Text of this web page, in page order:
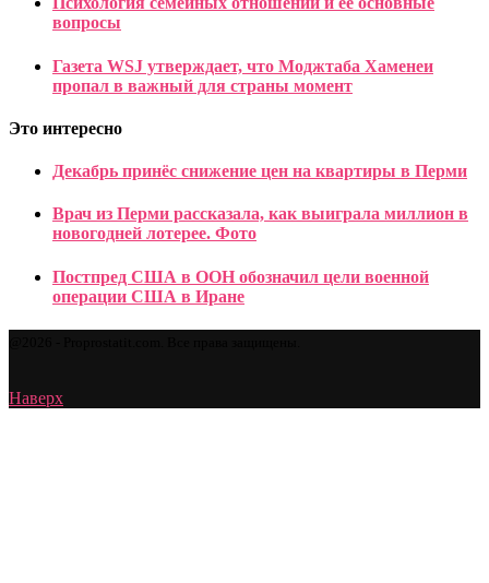
вопросы
Газета WSJ утверждает, что Моджтаба Хаменеи
пропал в важный для страны момент
Это интересно
Декабрь принёс снижение цен на квартиры в Перми
Врач из Перми рассказала, как выиграла миллион в
новогодней лотерее. Фото
Постпред США в ООН обозначил цели военной
операции США в Иране
Наверх